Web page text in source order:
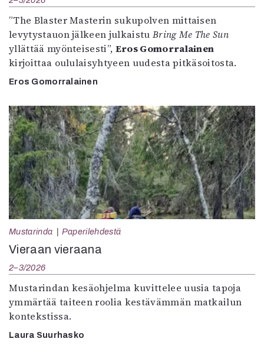
”The Blaster Masterin sukupolven mittaisen
levytystauon jälkeen julkaistu Bring Me The Sun
yllättää myönteisesti”, Eros Gomorralainen
kirjoittaa oululaisyhtyeen uudesta pitkäsoitosta.
Eros Gomorralainen
Mustarinda Paperilehdestä
Vieraan vieraana
2–3/2026
Mustarindan kesäohjelma kuvittelee uusia tapoja
ymmärtää taiteen roolia kestävämmän matkailun
kontekstissa.
Laura Suurhasko